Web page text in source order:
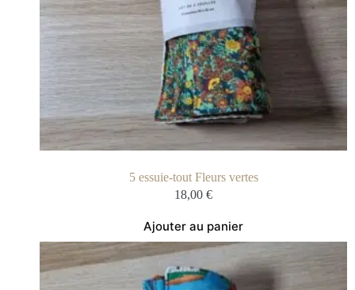
5 essuie-tout Fleurs vertes
18,00 €
Ajouter au panier